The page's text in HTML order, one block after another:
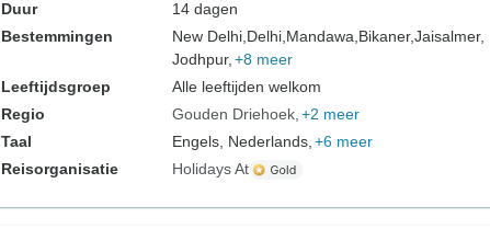
Duur
14 dagen
Bestemmingen
New Delhi, Delhi, Mandawa, Bikaner,Jaisalmer,
Jodhpur, +8 meer
Leeftijdsgroep
Alle leeftijden welkom
Regio
Gouden Driehoek +2 meer
Taal
Engels, Nederlands, +6 meer
Reisorganisatie
Holidays At